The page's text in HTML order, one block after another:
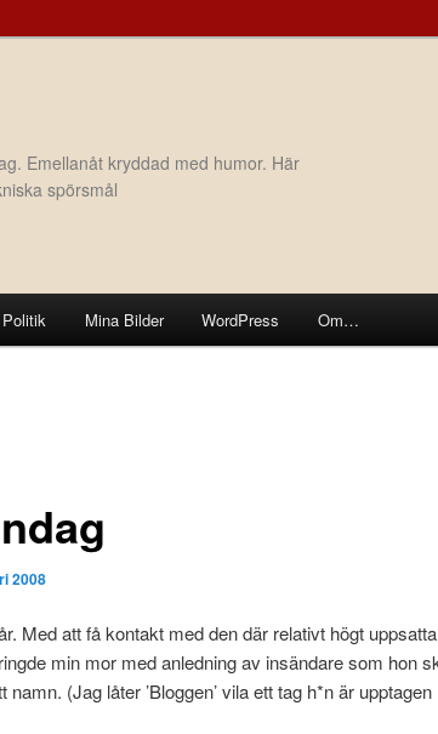
Emellanåt kryddad med humor. Här
spörsmål
Politik Mina Bilder WordPress Om…
2008
Med att få kontakt med den där relativt högt uppsatta
min mor med anledning av insändare som hon
(Jag låter ’Bloggen’ vila ett tag h*n är